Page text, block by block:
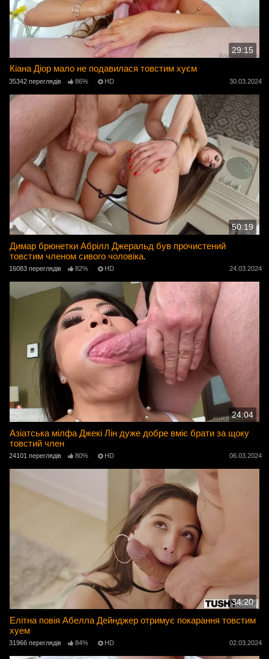
29:15
Кіана Діор мало не подавилася товстим хуєм
35342 переглядів 86% HD 30.03.2024
50:19
Димар брюнетки Абрілл Джеральд був прочистений
товстим членом сивого чоловіка.
16083 переглядів 82% HD 24.03.2024
24:04
Азіатська мілфа Джекі Лін дуже добре вміє брати за щоку
товстий член
24101 переглядів 80% HD 06.03.2024
34:20
Елітна повія Абелла Дейнджер отримує покарання товстим
хуем
31966 переглядів 84% HD 02.03.2024